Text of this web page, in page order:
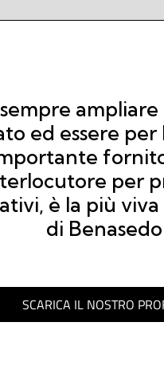
ampliare
ed essere per
per
è la più
di Benasedo
SCARICA IL NOSTRO